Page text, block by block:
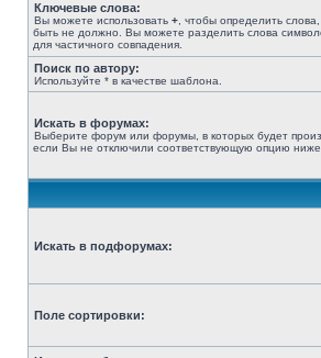
Ключевые слова:
Вы можете использовать + , чтобы определить
быть не должно. Вы можете разделить слова
для частичного совпадения.
Поиск по автору:
Используйте * в качестве шаблона.
Искать в форумах:
Выберите форум или форумы, в которых будет
если Вы не отключили соответствующую опцию ниже.
Искать в подфорумах:
Поле сортировки: